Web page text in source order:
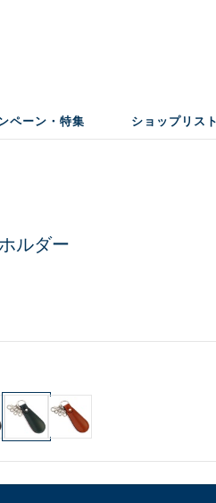
ペーン・特集 ショップリスト
ルダー